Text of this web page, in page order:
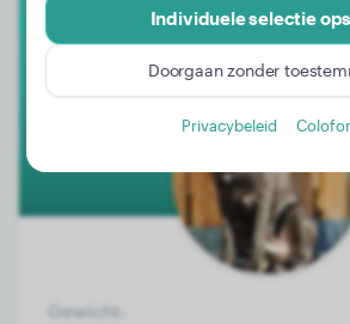
Rox
Gewicht:
Individuele selectie
Doorgaan zonder
Privacybeleid